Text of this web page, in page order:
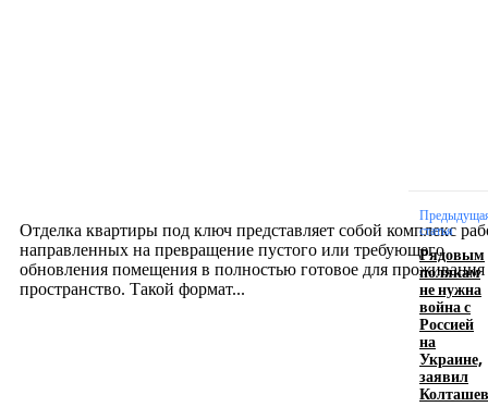
Отделка квартиры под ключ представляет собой комплекс
направленных на превращение пустого или требующего
обновления помещения в полностью готовое для проживания
пространство. Такой формат...
логотипом: эффективный инструмент бренда
статья
Рядовым
полякам
не нужна
война с
Россией
на
Украине,
заявил
Колташев